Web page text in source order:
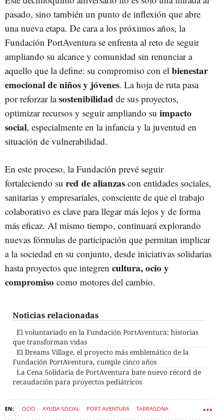
pasado, sino también un punto de inflexión que abre
una nueva etapa. De cara a los próximos años, la
Fundación PortAventura se enfrenta al reto de seguir
ampliando su alcance y comunidad sin renunciar a
aquello que la define: su compromiso con el bienestar
emocional de niños y jóvenes. La hoja de ruta pasa
por reforzar lasostenibilidad de sus proyectos,
optimizar recursos y seguir ampliando su impacto
social, especialmente en la infancia y la juventud en
situación de vulnerabilidad.
En este proceso, la Fundación prevé seguir
fortaleciendo su red de alianzas con entidades sociales,
sanitarias y empresariales, consciente de que el trabajo
colaborativo es clave para llegar más lejos y de forma
más eficaz. Al mismo tiempo, continuará explorando
nuevas fórmulas de participación que permitan implicar
a la sociedad en su conjunto, desde iniciativas solidarias
hasta proyectos que integren cultura, ocio y
compromiso como motores del cambio.
Noticias relacionadas
El voluntariado en la Fundación PortAventura: historias
que transforman vidas
El Dreams Village, el proyecto más emblemático de la
Fundación PortAventura, cumple cinco años
La Cena Solidaria de PortAventura bate nuevo récord de
recaudación para proyectos pediátricos
OCIO AYUDA SOCIAL PORT AVENTURA TARRAGONA